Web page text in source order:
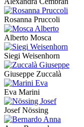
Rosanna Pruccoli
Alberto Mosca
Siegi Weisenhorn
Giuseppe Zuccalà
Eva Marini
Josef Nössing